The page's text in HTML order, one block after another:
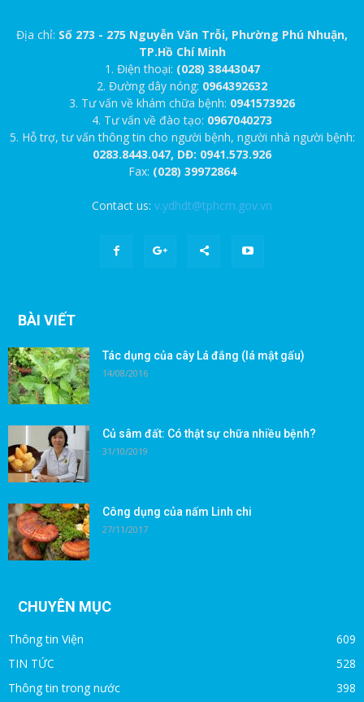
Địa chỉ: Số 273 - 275 Nguyễn Văn Trỗi, Phường Phú Nhuận,
TP.Hồ Chí Minh
1. Điện thoại: (028) 38443047
2. Đường dây nóng: 0964392632
3. Tư vấn về khám chữa bệnh: 0941573926
4. Tư vấn về đào tạo: 0967040273
5. Hỗ trợ, tư vấn thông tin cho người bệnh, người nhà người bệnh:
0283.8443.047, DĐ: 0941.573.926
Fax: (028) 39972864
Contact us: v.ydhdt@tphcm.gov.vn
BÀI VIẾT
Tác dụng của cây Lá đắng (lá mật gấu)
14/08/2016
Củ sâm đất: Có thật sự chữa nhiều bệnh?
31/10/2019
Công dụng của nấm Linh chi
27/11/2017
CHUYÊN MỤC
Thông tin Viện
609
TIN TỨC
528
Thông tin trong nước
398